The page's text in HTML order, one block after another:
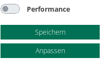
Performance
Speichern
Anpassen